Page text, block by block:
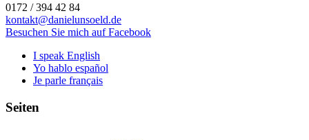
0172 / 394 42 84
kontakt@danielunsoeld.de
Besuchen Sie mich auf Facebook
I speak English
Yo hablo español
Je parle français
Seiten